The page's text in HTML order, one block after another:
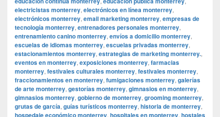
electricistas monterrey, electrónicos en línea monterrey,
electrónicos monterrey, email marketing monterrey, empresas de
tecnología monterrey, entrenadores personales monterrey,
entrenamiento canino monterrey, envíos a domicilio monterrey,
escuelas de idiomas monterrey, escuelas privadas monterrey,
estacionamientos monterrey, estrategias de marketing monterrey.,
eventos en monterrey, exposiciones monterrey, farmacias
monterrey, festivales culturales monterrey, festivales monterrey,
fraccionamientos en monterrey, fumigaciones monterrey, galerías
de arte monterrey, gestorías monterrey, gimnasios en monterrey,
gimnasios monterrey, gobierno de monterrey, grooming monterrey,
grutas de garcía, guías turísticos monterrey, historia de monterrey,
hospedaje económico monterrey, hospitales en monterrey, hostales